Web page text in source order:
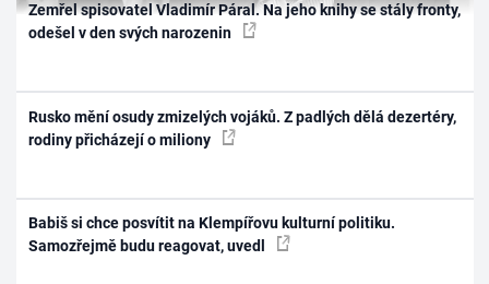
Zemřel spisovatel Vladimír Páral. Na jeho knihy se stály fronty,
odešel v den svých narozenin
Rusko mění osudy zmizelých vojáků. Z padlých dělá dezertéry,
rodiny přicházejí o miliony
Babiš si chce posvítit na Klempířovu kulturní politiku.
Samozřejmě budu reagovat, uvedl